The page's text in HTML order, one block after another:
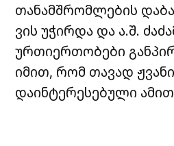
თანამშრომლების
ვის უჭირდა და ა.შ.
ურთიერთობები
იმით, რომ თავად
დაინტერესებული